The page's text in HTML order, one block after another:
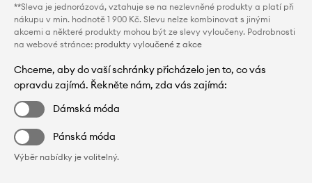
**Sleva je jednorázová, vztahuje se na nezlevněné produkty a platí při
nákupu v min. hodnotě 1 900 Kč. Slevu nelze kombinovat s jinými
akcemi a některé produkty mohou být ze slevy vyloučeny. Podrobnosti
na webové stránce: produkty vyloučené z akce
Chceme, aby do vaší schránky přicházelo jen to, co vás
opravdu zajímá. Řekněte nám, zda vás zajímá:
Dámská móda
Pánská móda
Výběr nabídky je volitelný.